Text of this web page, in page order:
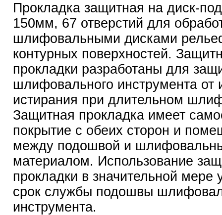
Прокладка защитная на диск-
150мм, 67 отверстий для
шлифовальными дисками
контурных поверхностей.
прокладки разработаны для
шлифовального инструмента от
истирания при длительном
Защитная прокладка имеет
покрытие с обеих сторон и
между подошвой и
материалом. Использование
прокладки в значительной мере
срок службы подошвы
инструмента.